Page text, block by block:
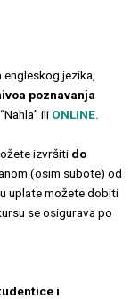
jezika,
poznavanja
ili ONLINE.
izvršiti do
(osim subote) od
uplate možete dobiti
se osigurava po
i